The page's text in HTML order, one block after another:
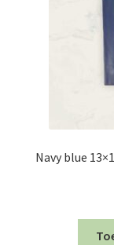
Navy blue